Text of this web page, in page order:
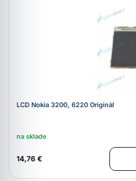
LCD Nokia 3200, 6220 Originál
na sklade
14,76 €